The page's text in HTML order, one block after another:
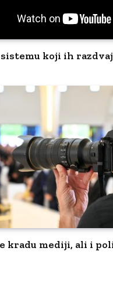
sistemu koji ih
kradu mediji, ali i